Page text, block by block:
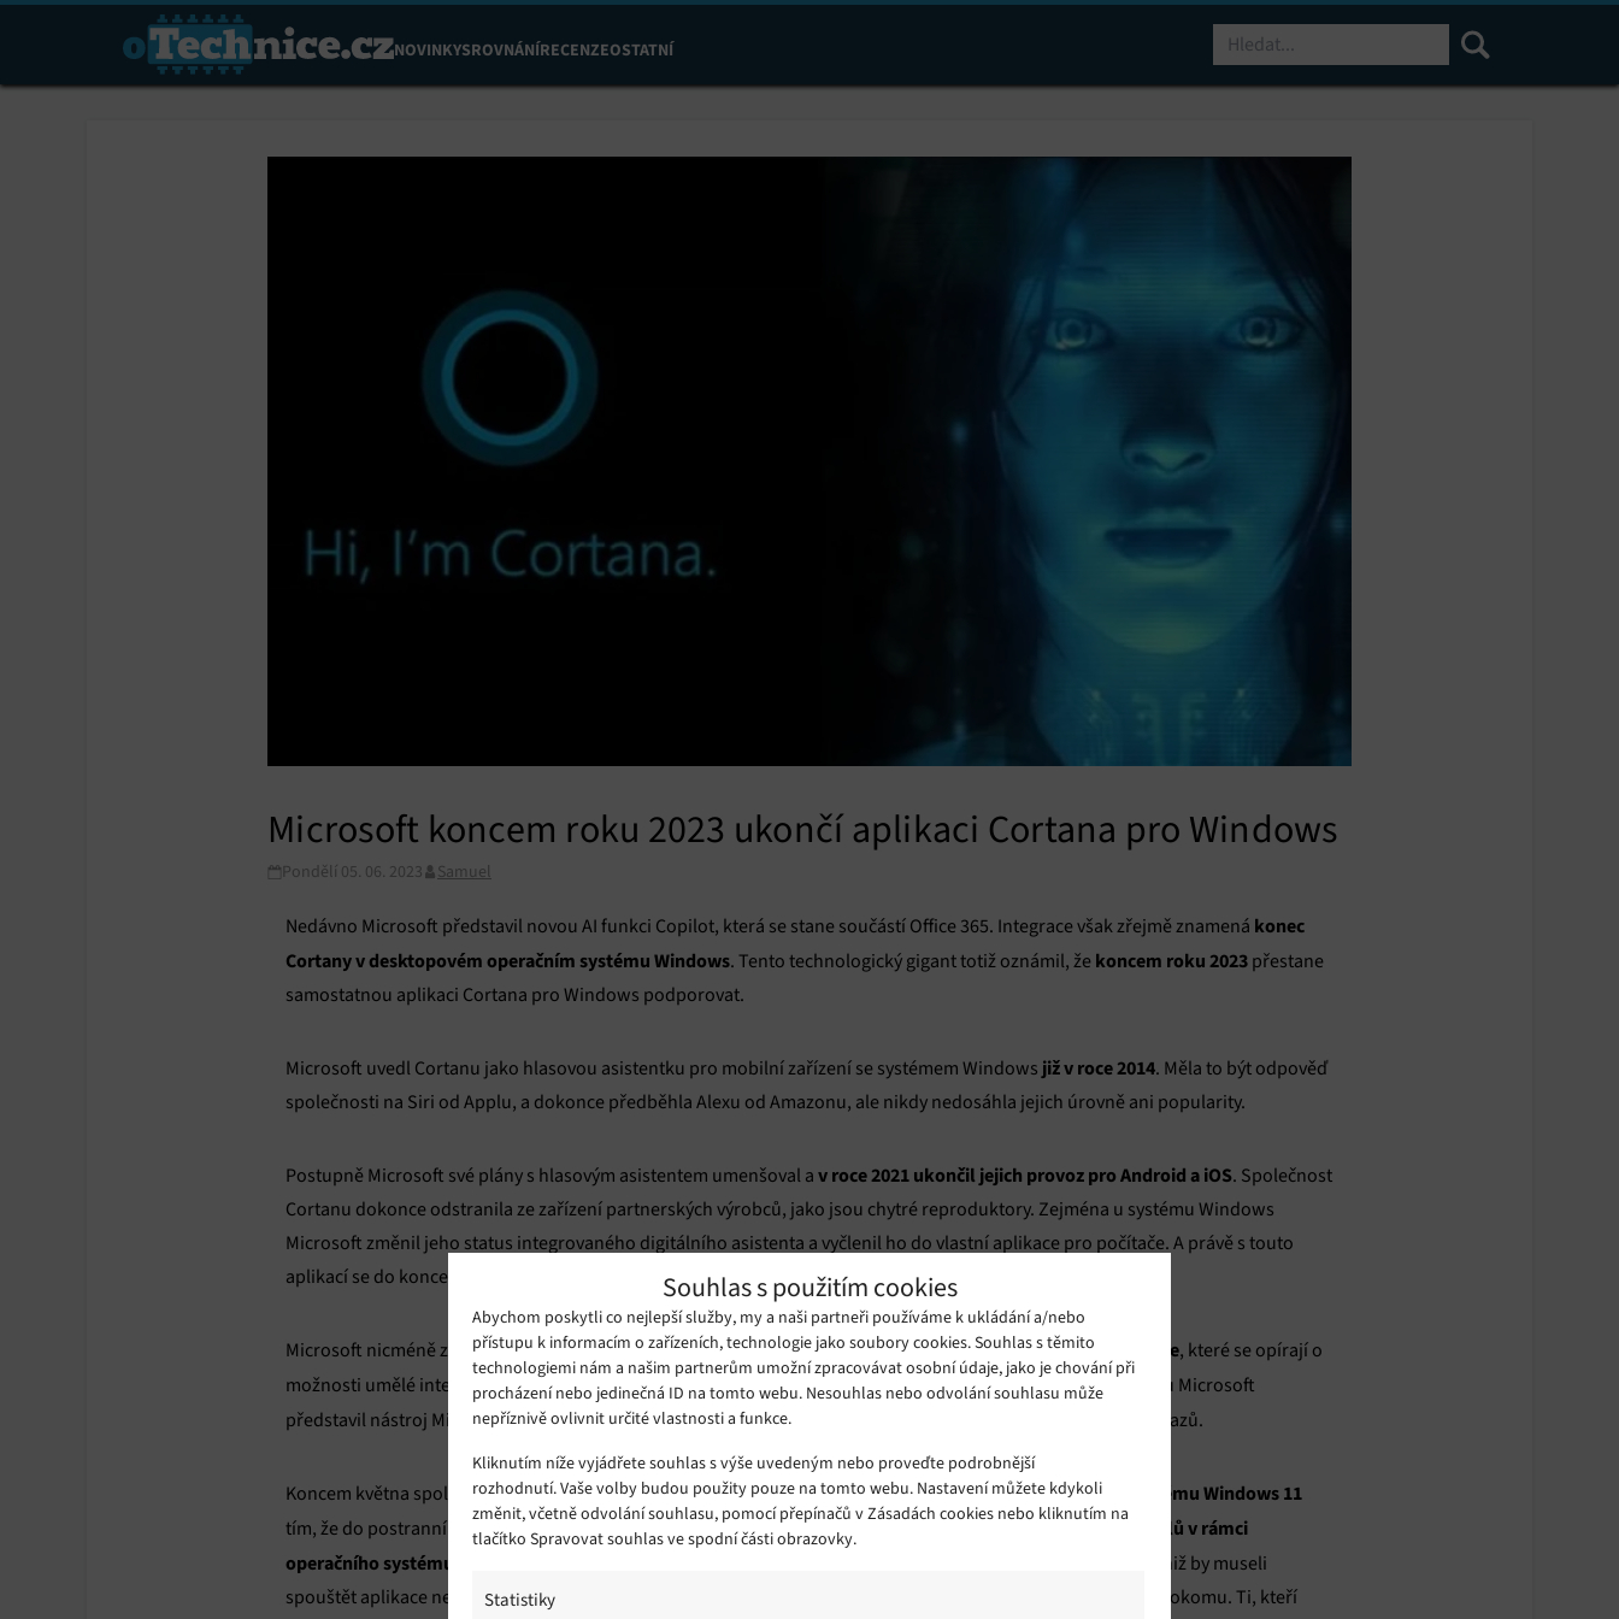
Souhlas s použitím cookies
Abychom poskytli co nejlepší služby, my a naši partneři používáme k ukládání a/nebo
přístupu k informacím o zařízeních, technologie jako soubory cookies. Souhlas s těmito
technologiemi nám a našim partnerům umožní zpracovávat osobní údaje, jako je chování při
procházení nebo jedinečná ID na tomto webu. Nesouhlas nebo odvolání souhlasu může
nepříznivě ovlivnit určité vlastnosti a funkce.
Kliknutím níže vyjádřete souhlas s výše uvedeným nebo proveďte podrobnější
rozhodnutí. Vaše volby budou použity pouze na tomto webu. Nastavení můžete kdykoli
změnit, včetně odvolání souhlasu, pomocí přepínačů v Zásadách cookies nebo kliknutím na
tlačítko Spravovat souhlas ve spodní části obrazovky.
Statistiky
NOVINKYSROVNÁNÍRECENZEOSTATNÍ
Microsoft koncem roku 2023 ukončí aplikaci Cortana pro Windows
Pondělí 05. 06. 2023 Samuel
Nedávno Microsoft představil novou AI funkci Copilot, která se stane součástí Office 365. Integrace však zřejmě znamená konec
Cortany v desktopovém operačním systému Windows. Tento technologický gigant totiž oznámil, že koncem roku 2023 přestane
samostatnou aplikaci Cortana pro Windows podporovat.
Microsoft uvedl Cortanu jako hlasovou asistentku pro mobilní zařízení se systémem Windows již v roce 2014. Měla to být odpověď
společnosti na Siri od Applu, a dokonce předběhla Alexu od Amazonu, ale nikdy nedosáhla jejich úrovně ani popularity.
Postupně Microsoft své plány s hlasovým asistentem umenšoval a v roce 2021 ukončil jejich provoz pro Android a iOS. Společnost
Cortanu dokonce odstranila ze zařízení partnerských výrobců, jako jsou chytré reproduktory. Zejména u systému Windows
Microsoft změnil jeho status integrovaného digitálního asistenta a vyčlenil ho do vlastní aplikace pro počítače. A právě s touto
aplikací se do konce roku rozloučíme.
Microsoft nicméně zdůraznil, že uživatelé budou mít i nadále přístupk podobným funkcím ve Windows a Edge, které se opírají o
možnosti umělé inteligence. Konkrétně zmínil novýBing, který je poháněn technologií OpenAI GPT-4. V březnu Microsoft
představil nástroj Microsoft 365Copilot , který dokáže vytvářet obsah v aplikacích Office pomocí textových příkazů.
Koncem května společnost na vývojářské konferenci Build odhalila, že se AI stáváintegrovanou součástí systému Windows 11
tím, že do postranního panelu platformy umístí nástroj Copilot. Uživatelé jej mohou
požádat o provedení úkolů v rámci
operačního systému
, jako je změna pozadí počítače, nebo dokonce úprava fotografií a shrnutí dokumentů, aniž by museli
spouštět aplikace nebo hledat konkrétní nastavení. S největší pravděpodobností bude Cortana chybět jen málokomu. Ti, kteří